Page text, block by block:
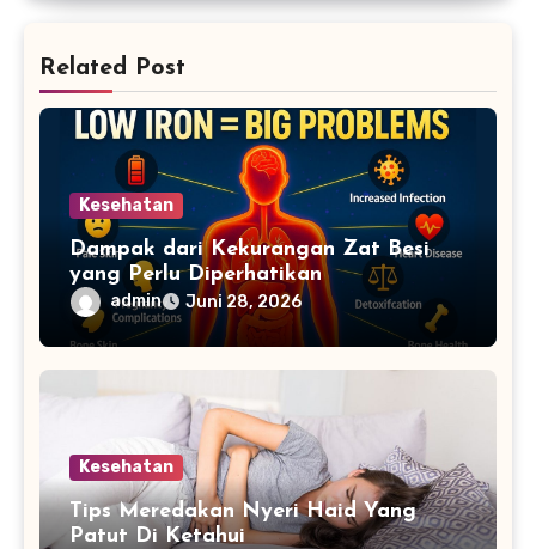
Related Post
Kesehatan
Dampak dari Kekurangan Zat Besi
yang Perlu Diperhatikan
admin Juni 28, 2026
Kesehatan
Tips Meredakan Nyeri Haid Yang
Patut Di Ketahui